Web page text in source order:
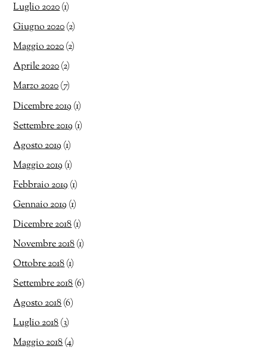
Luglio 2020(1)
Giugno 2020(2)
Maggio 2020(2)
Aprile 2020(2)
Marzo 2020(7)
Dicembre 2019(1)
Settembre 2019(1)
Agosto 2019(1)
Maggio 2019(1)
Febbraio 2019(1)
Gennaio 2019(1)
Dicembre 2018(1)
Novembre 2018(1)
Ottobre 2018(1)
Settembre 2018(6)
Agosto 2018(6)
Luglio 2018(3)
Maggio 2018(4)